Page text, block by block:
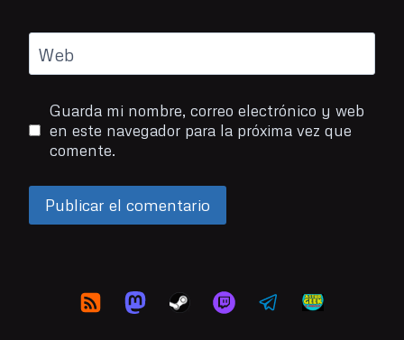
Web
Guarda mi nombre, correo electrónico y web
en este navegador para la próxima vez que
comente.